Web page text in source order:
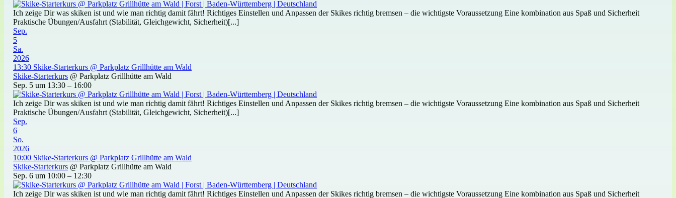
Ich zeige Dir was skiken ist und wie man richtig damit fährt! Richtiges Einstellen und Anpassen der Skikes richtig bremsen – die wichtigste Voraussetzung Eine kombination aus Spaß und Sicherheit
Praktische Übungen/Ausfahrt (Stabilität, Gleichgewicht, Sicherheit)[...]
Sep.
5
Sa.
2026
13:30 Skike-Starterkurs @ Parkplatz Grillhütte am Wald
Skike-Starterkurs @ Parkplatz Grillhütte am Wald
Sep. 5 um 13:30 – 16:00
Ich zeige Dir was skiken ist und wie man richtig damit fährt! Richtiges Einstellen und Anpassen der Skikes richtig bremsen – die wichtigste Voraussetzung Eine kombination aus Spaß und Sicherheit
Praktische Übungen/Ausfahrt (Stabilität, Gleichgewicht, Sicherheit)[...]
Sep.
6
So.
2026
10:00 Skike-Starterkurs @ Parkplatz Grillhütte am Wald
Skike-Starterkurs @ Parkplatz Grillhütte am Wald
Sep. 6 um 10:00 – 12:30
Ich zeige Dir was skiken ist und wie man richtig damit fährt! Richtiges Einstellen und Anpassen der Skikes richtig bremsen – die wichtigste Voraussetzung Eine kombination aus Spaß und Sicherheit